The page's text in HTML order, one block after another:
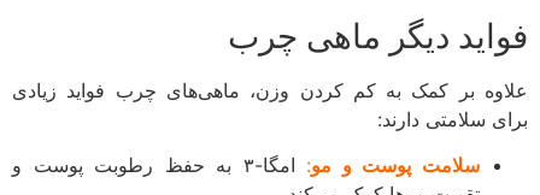
دیگر ماهی چرب
بر کمک به کم کردن وزن، ماهی‌های چرب فواید زیادی
سلامتی دارند:
سلامت پوست و مو:
امگا-۳ به حفظ رطوبت پوست و